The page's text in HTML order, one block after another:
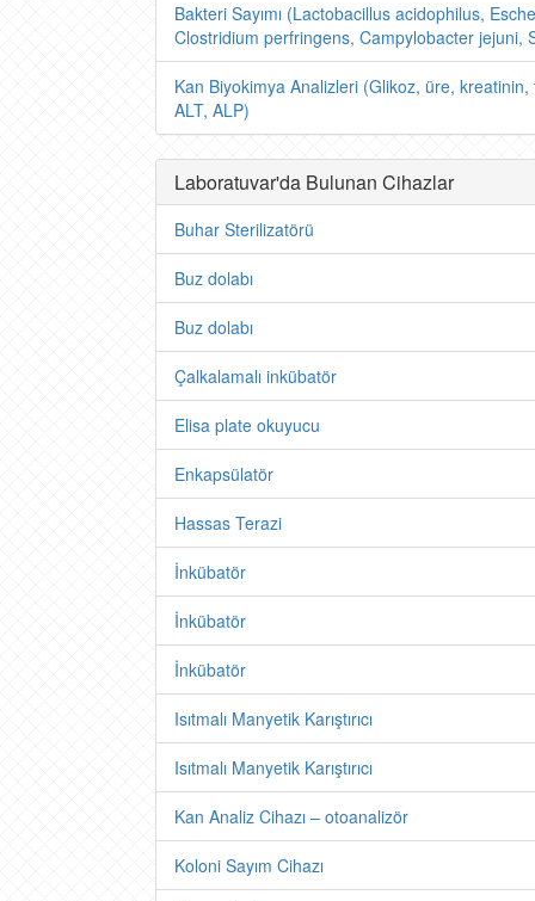
Bakteri Sayımı (Lactobacillus acidophilus,
Clostridium perfringens, Campylobacter jejuni,
Kan Biyokimya Analizleri (Glikoz, üre,
ALT, ALP)
Laboratuvar'da Bulunan Cihazlar
Buhar Sterilizatörü
Buz dolabı
Buz dolabı
Çalkalamalı inkübatör
Elisa plate okuyucu
Enkapsülatör
Hassas Terazi
İnkübatör
İnkübatör
İnkübatör
Isıtmalı Manyetik Karıştırıcı
Isıtmalı Manyetik Karıştırıcı
Kan Analiz Cihazı – otoanalizör
Koloni Sayım Cihazı